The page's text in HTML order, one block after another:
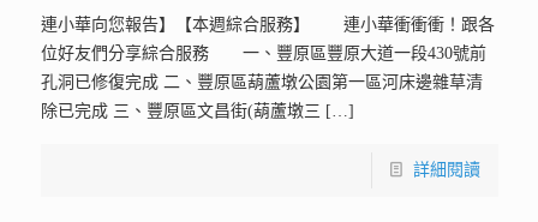
連小華向您報告】【本週綜合服務】 連小華衝衝衝！跟各
位好友們分享綜合服務 一、豐原區豐原大道一段430號前
孔洞已修復完成 二、豐原區葫蘆墩公園第一區河床邊雜草清
除已完成 三、豐原區文昌街(葫蘆墩三 […]
詳細閱讀